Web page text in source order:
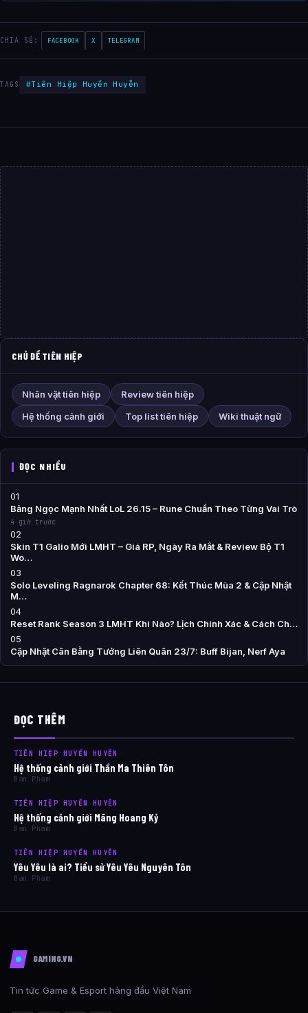
CHIA SẺ: FACEBOOK X TELEGRAM
TAGS #Tiên Hiệp Huyền Huyễn
CHỦ ĐỀ TIÊN HIỆP
Nhân vật tiên hiệp
Review tiên hiệp
Hệ thống cảnh giới
Top list tiên hiệp Wiki thuật ngữ
ĐỌC NHIỀU
01
Bảng Ngọc Mạnh Nhất LoL 26.15 – Rune Chuẩn Theo Từng Vai Trò
4 giờ trước
02
Skin T1 Galio Mới LMHT – Giá RP, Ngày Ra Mắt & Review Bộ T1
Wo…
03
Solo Leveling Ragnarok Chapter 68: Kết Thúc Mùa 2 & Cập Nhật
M…
04
Reset Rank Season 3 LMHT Khi Nào? Lịch Chính Xác & Cách Ch…
05
Cập Nhật Cân Bằng Tướng Liên Quân 23/7: Buff Bijan, Nerf Aya
ĐỌC THÊM
TIÊN HIỆP HUYỀN HUYỄN
Hệ thống cảnh giới Thần Ma Thiên Tôn
Ban Pham
TIÊN HIỆP HUYỀN HUYỄN
Hệ thống cảnh giới Mãng Hoang Kỷ
Ban Pham
TIÊN HIỆP HUYỀN HUYỄN
Yêu Yêu là ai? Tiểu sử Yêu Yêu Nguyên Tôn
Ban Pham
GAMING.VN
Tin tức Game & Esport hàng đầu Việt Nam